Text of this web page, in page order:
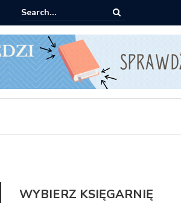
Matras: 10 książek za 69 zł
WYBIERZ KSIĘGARNIĘ